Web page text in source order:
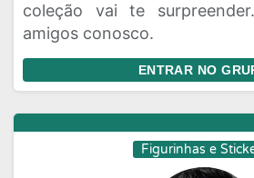
coleção vai te
amigos conosco.
ENTRAR NO
Figurinhas e